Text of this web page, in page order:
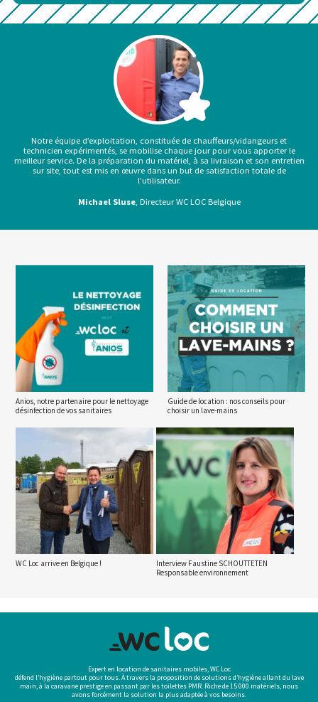
Notre équipe d’exploitation, constituée de chauffeurs/vidangeurs et
technicien expérimentés, se mobilise chaque jour pour vous apporter le
meilleur service. De la préparation du matériel, à sa livraison et son entretien
sur site, tout est mis en œuvre dans un but de satisfaction totale de
l’utilisateur.
Michael Sluse, Directeur WC LOC Belgique
Anios, notre partenaire pour le nettoyage
désinfection de vos sanitaires
Guide de location : nos conseils pour
choisir un lave-mains
WC Loc arrive en Belgique !
Interview Faustine SCHOUTTETEN
Responsable environnement
Expert en location de sanitaires mobiles, WC Loc
défend l’hygiène partout pour tous. À travers la proposition de solutions d’hygiène allant du lave
main, à la caravane prestige en passant par les toilettes PMR. Riche de 15 000 matériels, nous
avons forcément la solution la plus adaptée à vos besoins.